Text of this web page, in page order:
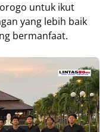
untuk ikut
yang lebih baik
bermanfaat.